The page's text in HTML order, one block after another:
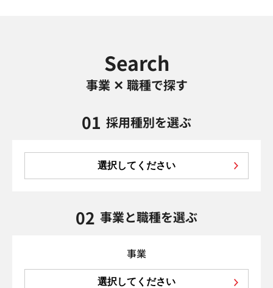
Search
事業 ✕ 職種で探す
01 採用種別を選ぶ
選択してください
02 事業と職種を選ぶ
事業
選択してください